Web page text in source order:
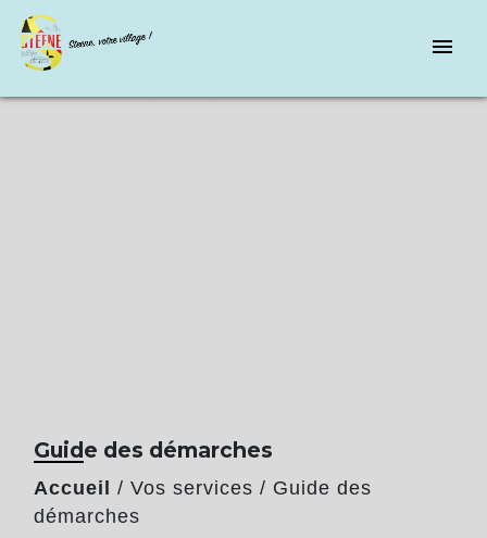
menu
Guide des démarches
Accueil / Vos services / Guide des
démarches